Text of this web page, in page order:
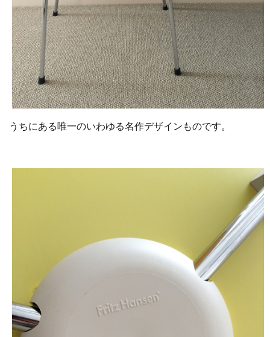
うちにある唯一のいわゆる名作デザインものです。